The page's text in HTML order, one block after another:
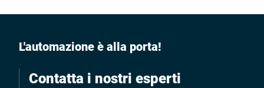
L'automazione è alla porta!
Contatta i nostri esperti